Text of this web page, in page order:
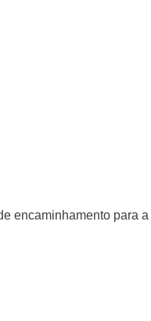
encaminhamento para a